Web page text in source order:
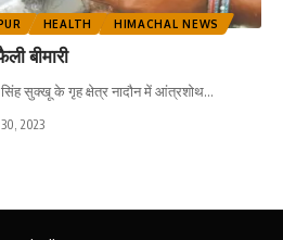
HEALTH HIMACHAL NEWS
बीमारी
सिंह सुक्खू के गृह क्षेत्र नादौन में आंत्रशोथ…
2023